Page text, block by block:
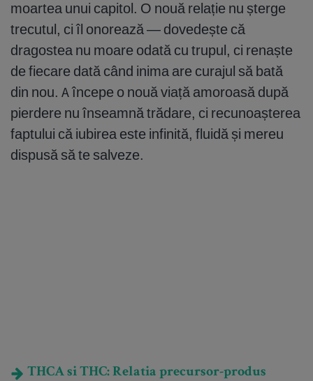
moartea unui capitol. O nouă relație nu șterge
trecutul, ci îl onorează — dovedește că
dragostea nu moare odată cu trupul, ci renaște
de fiecare dată când inima are curajul să bată
din nou. A începe o nouă viață amoroasă după
pierdere nu înseamnă trădare, ci recunoașterea
faptului că iubirea este infinită, fluidă și mereu
dispusă să te salveze.
THCA si THC: Relatia precursor-produs